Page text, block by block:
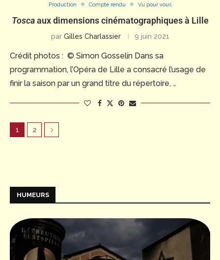
Production Compte rendu Vu pour vous
Toscaaux dimensions cinématographiques à Lille
par Gilles Charlassier 9 juin 2021
Crédit photos : © Simon Gosselin Dans sa
programmation, l’Opéra de Lille a consacré l’usage de
finir la saison par un grand titre du répertoire, …
1 2
HUMEURS